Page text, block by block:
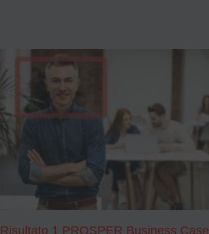
Risultato 1 PROSPER Business Case